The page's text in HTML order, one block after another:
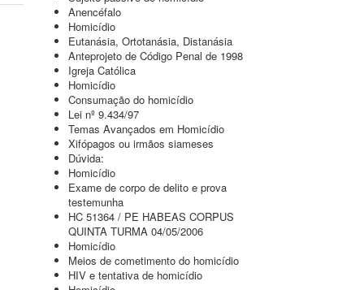
Anencéfalo
Homicídio
Eutanásia, Ortotanásia, Distanásia
Anteprojeto de Código Penal de 1998
Igreja Católica
Homicídio
Consumação do homicídio
Lei nº 9.434/97
Temas Avançados em Homicídio
Xifópagos ou irmãos siameses
Dúvida:
Homicídio
Exame de corpo de delito e prova
testemunha
HC 51364 / PE HABEAS CORPUS
QUINTA TURMA 04/05/2006
Homicídio
Meios de cometimento do homicídio
HIV e tentativa de homicídio